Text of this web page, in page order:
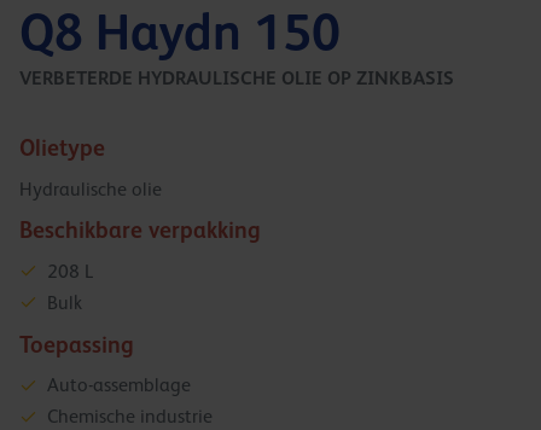
Q8 Haydn 150
VERBETERDE HYDRAULISCHE OLIE OP ZINKBASIS
Olietype
Hydraulische olie
Beschikbare verpakking
208 L
Bulk
Toepassing
Auto-assemblage
Chemische industrie